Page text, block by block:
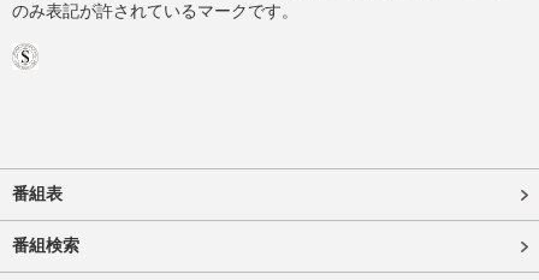
のみ表記が許されているマークです。
番組表
番組検索